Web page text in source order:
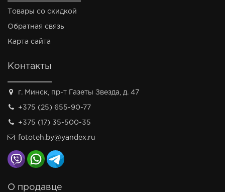
Товары со скидкой
Обратная связь
Карта сайта
Контакты
г. Минск, пр-т Газеты Звезда, д. 47
+375 (25) 655-90-77
+375 (17) 35-500-35
fototeh.by@yandex.ru
О продавце